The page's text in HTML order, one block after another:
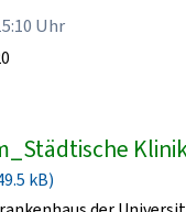
Uhr
kB)